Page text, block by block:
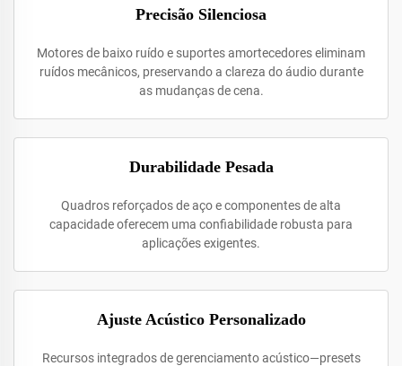
Precisão Silenciosa
Motores de baixo ruído e suportes amortecedores eliminam
ruídos mecânicos, preservando a clareza do áudio durante
as mudanças de cena.
Durabilidade Pesada
Quadros reforçados de aço e componentes de alta
capacidade oferecem uma confiabilidade robusta para
aplicações exigentes.
Ajuste Acústico Personalizado
Recursos integrados de gerenciamento acústico—presets